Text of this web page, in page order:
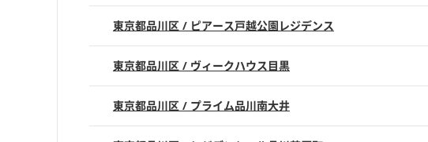
東京都品川区 / ピアース戸越公園レジデンス
東京都品川区 / ヴィークハウス目黒
東京都品川区 / プライム品川南大井